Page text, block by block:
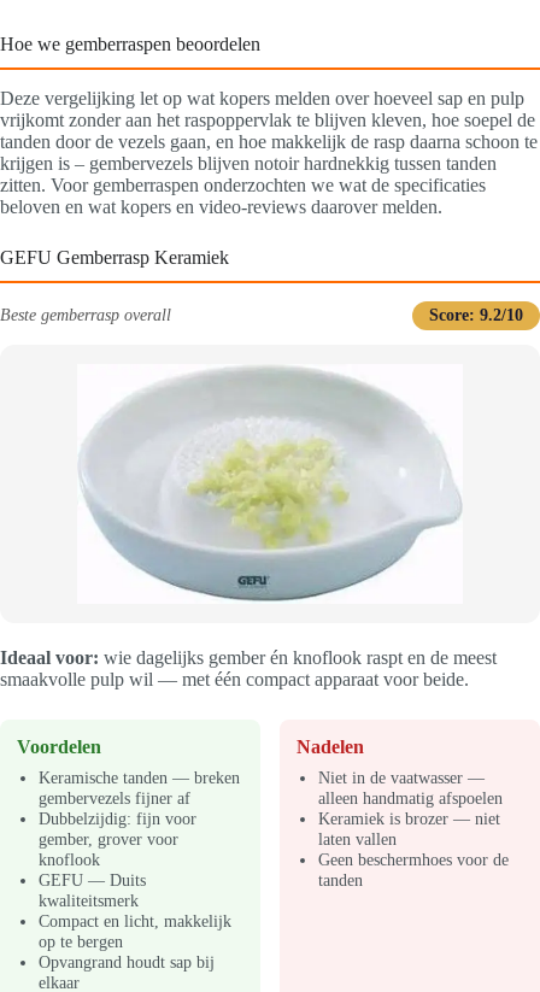
Hoe we gemberraspen beoordelen
Deze vergelijking let op wat kopers melden over hoeveel sap en pulp
vrijkomt zonder aan het raspoppervlak te blijven kleven, hoe soepel de
tanden door de vezels gaan, en hoe makkelijk de rasp daarna schoon te
krijgen is – gembervezels blijven notoir hardnekkig tussen tanden
zitten. Voor gemberraspen onderzochten we wat de specificaties
beloven en wat kopers en video-reviews daarover melden.
GEFU Gemberrasp Keramiek
Beste gemberrasp overall Score: 9.2/10
Ideaal voor: wie dagelijks gember én knoflook raspt en de meest
smaakvolle pulp wil — met één compact apparaat voor beide.
Voordelen
Keramische tanden — breken
gembervezels fijner af
Dubbelzijdig: fijn voor
gember, grover voor
knoflook
GEFU — Duits
kwaliteitsmerk
Compact en licht, makkelijk
op te bergen
Opvangrand houdt sap bij
elkaar
Nadelen
Niet in de vaatwasser —
alleen handmatig afspoelen
Keramiek is brozer — niet
laten vallen
Geen beschermhoes voor de
tanden